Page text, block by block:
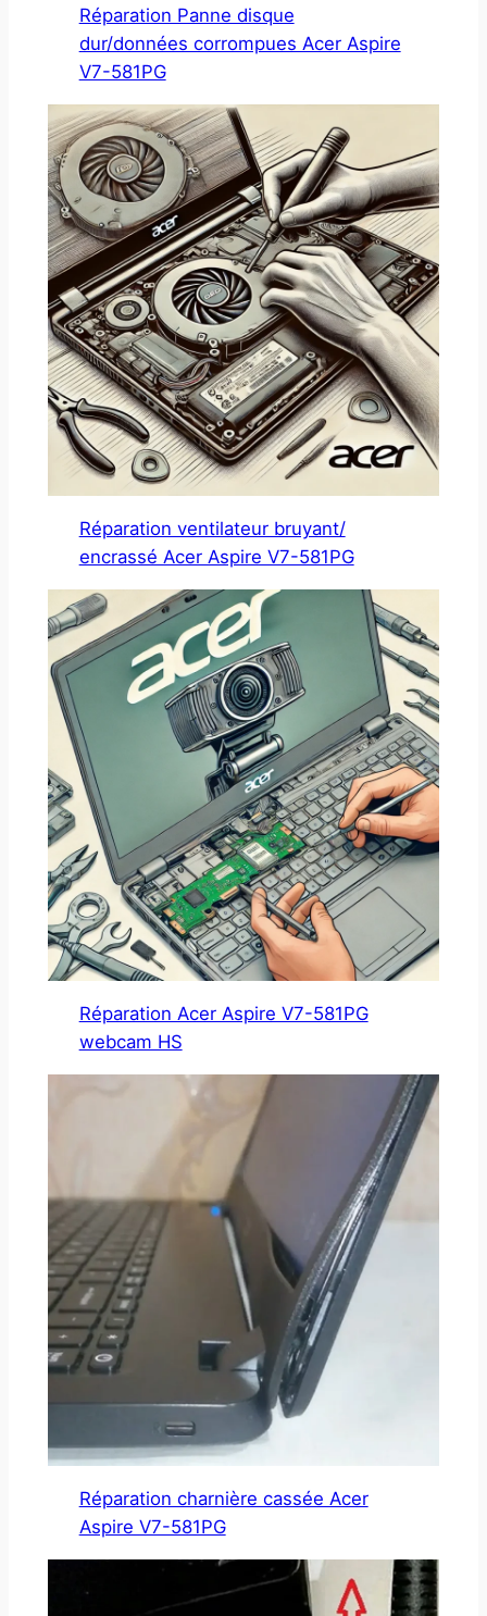
Réparation Panne disque
dur/données corrompues Acer Aspire
V7-581PG
Réparation ventilateur bruyant/
encrassé Acer Aspire V7-581PG
Réparation Acer Aspire V7-581PG
webcam HS
Réparation charnière cassée Acer
Aspire V7-581PG